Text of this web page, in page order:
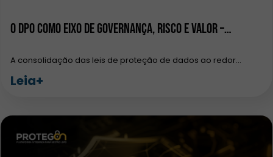
O DPO como eixo de governança, risco e valor –…
A consolidação das leis de proteção de dados ao redor…
Leia+